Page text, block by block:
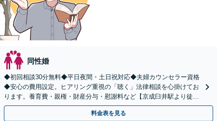
同性婚
◆初回相談30分無料◆平日夜間・土日祝対応◆夫婦カウンセラー資格
◆安心の費用設定。ヒアリング重視の「聴く」法律相談を心掛けてお
ります。養育費・親権・財産分与・慰謝料など【京成臼井駅より徒歩
8分】完全個室／キッズスペース有
料金表を見る